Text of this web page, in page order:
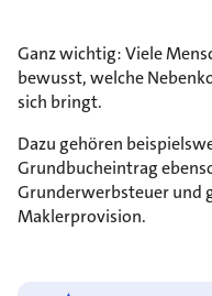
Ganz wichtig: Viele
bewusst, welche
sich bringt.
Dazu gehören
Grundbucheintrag
Grunderwerbsteuer und
Maklerprovision.